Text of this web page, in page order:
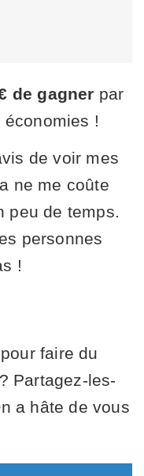
de gagner par
!
de voir mes
ne me coûte
peu de temps.
personnes
!
faire du
? Partagez-les-
a hâte de vous